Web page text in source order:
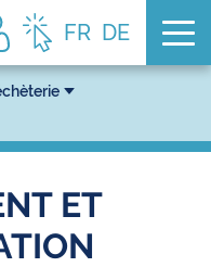
FR DE
ET